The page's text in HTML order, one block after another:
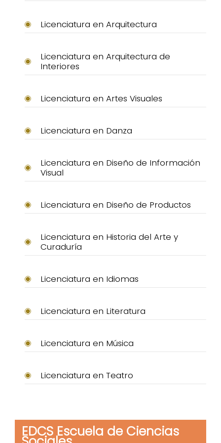
Licenciatura en Arquitectura
Licenciatura en Arquitectura de
Interiores
Licenciatura en Artes Visuales
Licenciatura en Danza
Licenciatura en Diseño de Información
Visual
Licenciatura en Diseño de Productos
Licenciatura en Historia del Arte y
Curaduría
Licenciatura en Idiomas
Licenciatura en Literatura
Licenciatura en Música
Licenciatura en Teatro
EDCS Escuela de Ciencias